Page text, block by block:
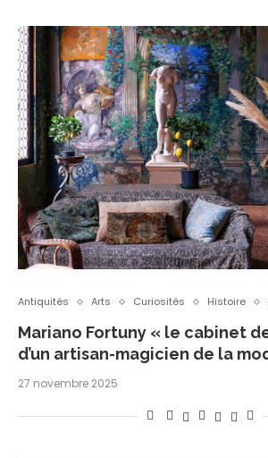
Antiquités Arts Curiosités Histoire
Mariano Fortuny « le cabinet
d’un artisan-magicien de la
27 novembre 2025